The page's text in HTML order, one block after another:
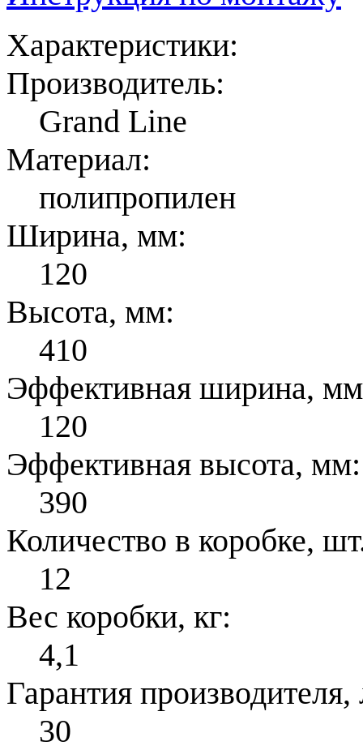
Характеристики:
Производитель:
Grand Line
Материал:
полипропилен
Ширина, мм:
120
Высота, мм:
410
Эффективная ширина,
120
Эффективная высота, мм:
390
Количество в коробке,
12
Вес коробки, кг:
4,1
Гарантия производителя,
30